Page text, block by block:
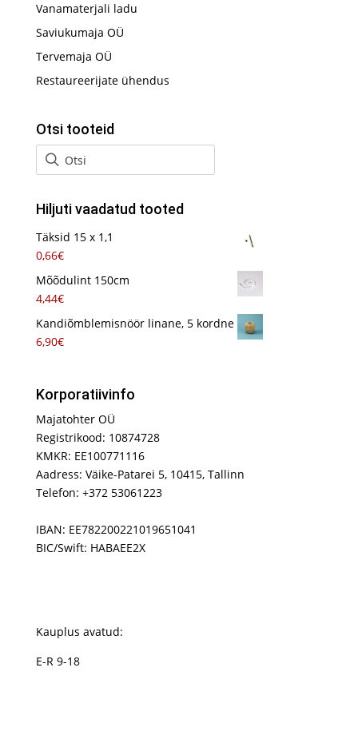
Vanamaterjali ladu
Saviukumaja OÜ
Tervemaja OÜ
Restaureerijate ühendus
Otsi tooteid
Hiljuti vaadatud tooted
Täksid 15 x 1,1
0,66€
Mõõdulint 150cm
4,44€
Kandiõmblemisnöör linane, 5 kordne
6,90€
Korporatiivinfo
Majatohter OÜ
Registrikood: 10874728
KMKR: EE100771116
Aadress: Väike-Patarei 5, 10415, Tallinn
Telefon: +372 53061223
IBAN: EE782200221019651041
BIC/Swift: HABAEE2X
Kauplus avatud:
E-R 9-18